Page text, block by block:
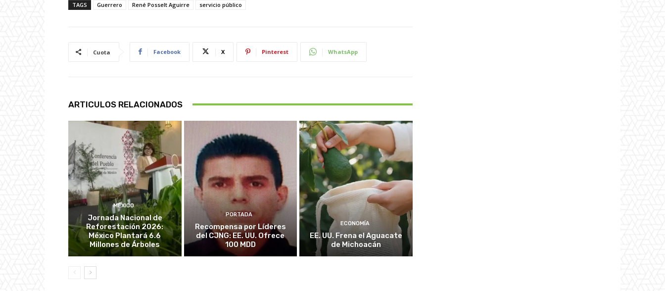
TAGS Guerrero René Posselt Aguirre servicio público
Cuota Facebook X Pinterest WhatsApp
ARTICULOS RELACIONADOS
MÉXICO
Jornada Nacional de
Reforestación 2026:
México Plantará 6.6
Millones de Árboles
PORTADA
Recompensa por Líderes
del CJNG: EE. UU. Ofrece
100 MDD
ECONOMÍA
EE. UU. Frena el Aguacate
de Michoacán